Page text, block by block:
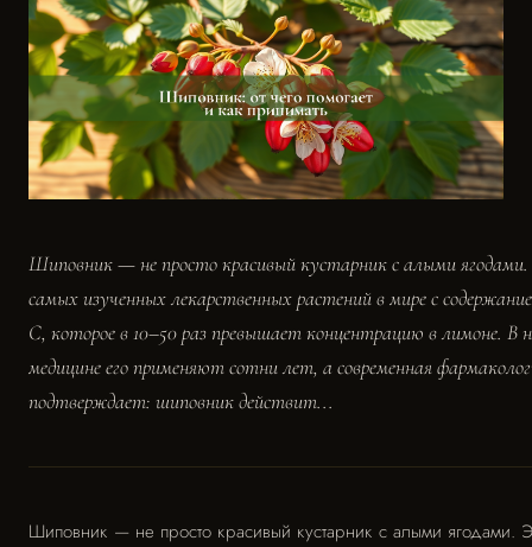
Шиповник — не просто красивый кустарник с алыми
самых изученных лекарственных растений в мире с
С, которое в 10–50 раз превышает концентрацию в лимоне. В
медицине его применяют сотни лет, а современная
подтверждает: шиповник действит...
Шиповник — не просто красивый кустарник с алыми ягодами.